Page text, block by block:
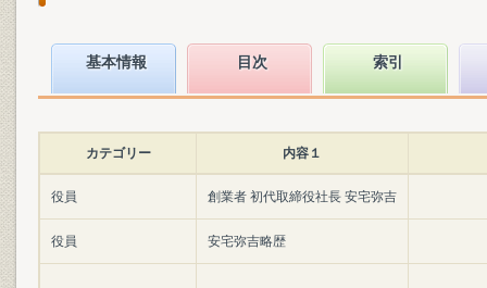
基本情報 目次 索引
カテゴリー 内容１
役員 創業者 初代取締役社長 安宅弥吉
役員 安宅弥吉略歴